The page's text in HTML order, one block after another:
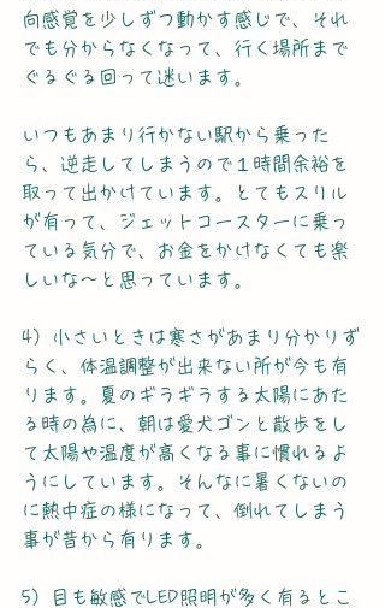
向感覚を少しずつ動かす感じで、それ
でも分からなくなって、行く場所まで
ぐるぐる回って迷います。
いつもあまり行かない駅から乗った
ら、逆走してしまうので１時間余裕を
取って出かけています。とてもスリル
が有って、ジェットコースターに乗っ
ている気分で、お金をかけなくても楽
しいな～と思っています。
4）小さいときは寒さがあまり分かりず
らく、体温調整が出来ない所が今も有
ります。夏のギラギラする太陽にあた
る時の為に、朝は愛犬ゴンと散歩をし
て太陽や温度が高くなる事に慣れるよ
うにしています。そんなに暑くないの
に熱中症の様になって、倒れてしまう
事が昔から有ります。
5）目も敏感でLED照明が多く有るとこ